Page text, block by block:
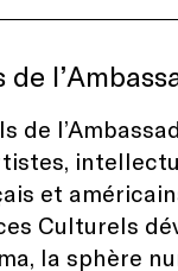
de
et
Culturels
la sphère